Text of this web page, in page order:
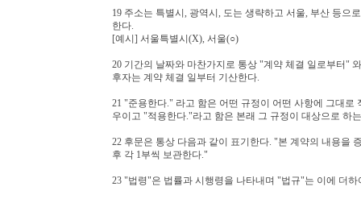
19 주소는 특별시, 광역시, 도는 생략하고 서울, 부산 등으
한다.
[예시] 서울특별시(X), 서울(○)
20 기간의 날짜와 마찬가지로 통상 "계약 체결 일로부터"
후자는 계약 체결 일부터 기산한다.
21 "준용한다." 라고 함은 어떤 규정이 어떤 사항에 그대
우이고 "적용한다."라고 함은 본래 그 규정이 대상으로 하
22 후문은 통상 다음과 같이 표기한다. "본 계약의 내용을
후 각 1부씩 보관한다."
23 "법령"은 법률과 시행령을 나타내며 "법규"는 이에 더